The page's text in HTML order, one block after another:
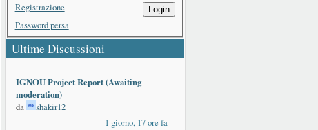
Login
Registrazione
Password persa
Ultime Discussioni
IGNOU Project Report (Awaiting
moderation)
da
shakir12
1 giorno, 17 ore fa